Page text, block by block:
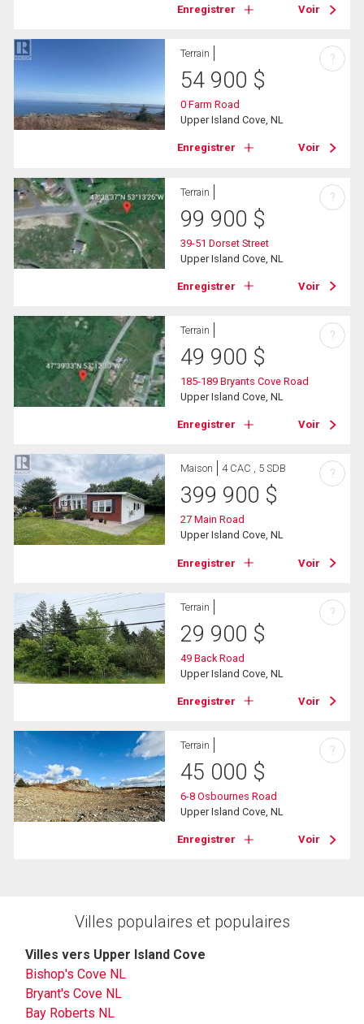
Enregistrer Voir
Terrain
54 900 $
0 Farm Road
Upper Island Cove, NL
Enregistrer Voir
?
Terrain
99 900 $
39-51 Dorset Street
Upper Island Cove, NL
Enregistrer Voir
?
Terrain
49 900 $
185-189 Bryants Cove Road
Upper Island Cove, NL
Enregistrer Voir
?
Maison 4 CAC , 5 SDB
399 900 $
27 Main Road
Upper Island Cove, NL
Enregistrer Voir
?
Terrain
29 900 $
49 Back Road
Upper Island Cove, NL
Enregistrer Voir
?
Terrain
45 000 $
6-8 Osbournes Road
Upper Island Cove, NL
Enregistrer Voir
?
Villes populaires et populaires
Villes vers Upper Island Cove
Bishop's Cove NL
Bryant's Cove NL
Bay Roberts NL